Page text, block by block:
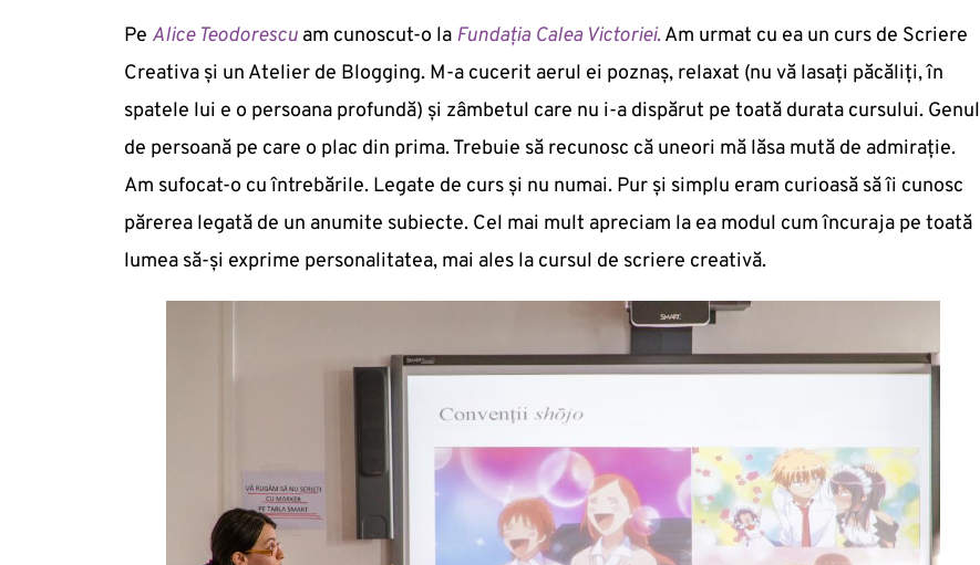
Pe Alice Teodorescu am cunoscut-o la Fundația Calea Victoriei.Am urmat cu ea un curs de Scriere
Creativa și un Atelier de Blogging. M-a cucerit aerul ei poznaș, relaxat (nu vă lasați păcăliți, în
spatele lui e o persoana profundă) și zâmbetul care nu i-a dispărut pe toată durata cursului. Genul
de persoană pe care o plac din prima. Trebuie să recunosc că uneori mă lăsa mută de admirație.
Am sufocat-o cu întrebările. Legate de curs și nu numai. Pur și simplu eram curioasă să îi cunosc
părerea legată de un anumite subiecte. Cel mai mult apreciam la ea modul cum încuraja pe toată
lumea să-și exprime personalitatea, mai ales la cursul de scriere creativă.